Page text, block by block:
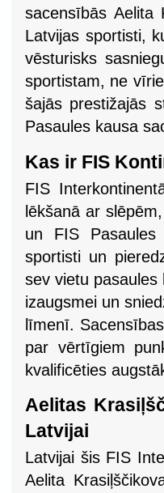
sacensībās Aelita
Latvijas sportisti,
vēsturisks
sportistam, ne
šajās prestižajās
Pasaules kausa
Kas ir FIS
FIS
lēkšanā ar
un FIS Pasaules
sportisti un
sev vietu
izaugsmei un
līmenī.
par vērtīgiem
kvalificēties
Aelitas
Latvijai
Latvijai šis FIS
Aelita